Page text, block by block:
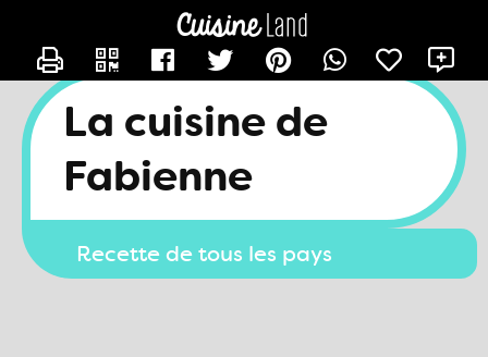
La cuisine de
Fabienne
Recette de tous les pays
CONTACTER FAB27